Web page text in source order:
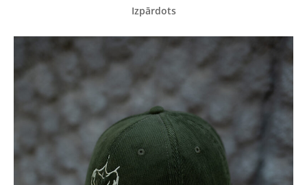
Izpārdots